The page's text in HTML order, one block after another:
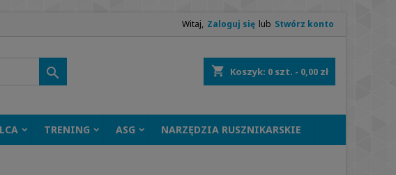
Witaj, Zaloguj się lub Stwórz konto
shopping_cart Koszyk: 0 szt. - 0,00 zł

TRENING ASG NARZĘDZIA RUSZNIKARSKIE